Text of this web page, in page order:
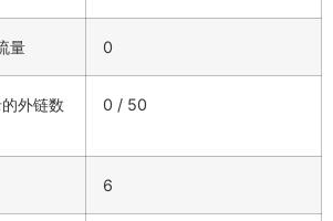
量 0
外链数
0 / 50
6